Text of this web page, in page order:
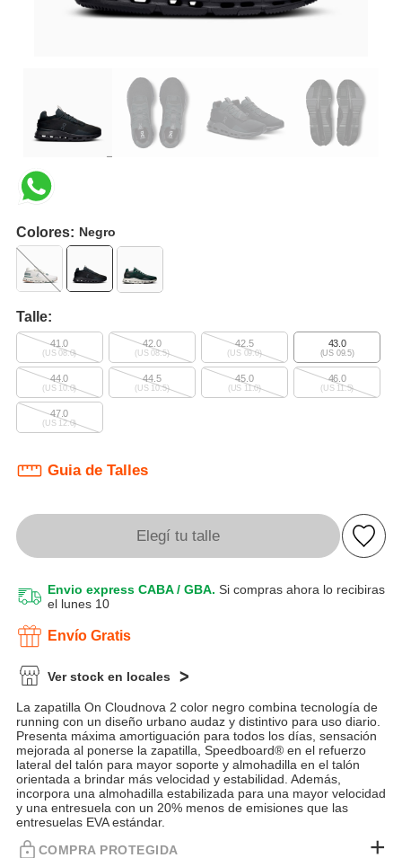
Colores: Negro
Talle:
41.0
(US 08.0)
42.0
(US 08.5)
42.5
(US 09.0)
43.0
(US 09.5)
44.0
(US 10.0)
44.5
(US 10.5)
45.0
(US 11.0)
46.0
(US 11.5)
47.0
(US 12.0)
Guia de Talles
Elegí tu talle
Envio express CABA / GBA. Si compras ahora lo recibiras
el lunes 10
Envío Gratis
Ver stock en locales
La zapatilla On Cloudnova 2 color negro combina tecnología de
running con un diseño urbano audaz y distintivo para uso diario.
Presenta máxima amortiguación para todos los días, sensación
mejorada al ponerse la zapatilla, Speedboard® en el refuerzo
lateral del talón para mayor soporte y almohadilla en el talón
orientada a brindar más velocidad y estabilidad. Además,
incorpora una almohadilla estabilizada para una mayor velocidad
y una entresuela con un 20% menos de emisiones que las
entresuelas EVA estándar.
COMPRA PROTEGIDA